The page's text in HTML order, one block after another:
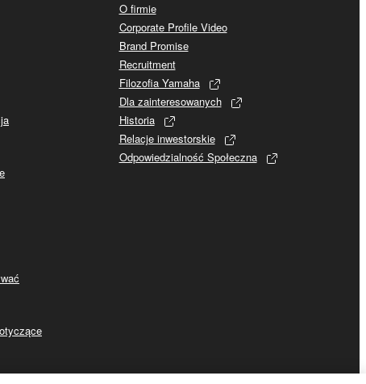
O firmie
Corporate Profile Video
Brand Promise
Recruitment
Filozofia Yamaha
Dla zainteresowanych
Historia
Relacje inwestorskie
Odpowiedzialność Społeczna